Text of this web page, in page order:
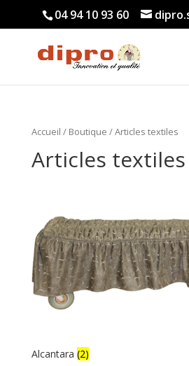
04 94 10 93 60
Accueil / Boutique / Articles textiles
Articles textiles
Alcantara (2)